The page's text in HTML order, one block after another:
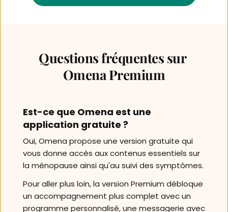
Questions fréquentes sur
Omena Premium
Est-ce que Omena est une
application gratuite ?
Oui, Omena propose une version gratuite qui
vous donne accès aux contenus essentiels sur
Pour aller plus loin, la version Premium débloque
un accompagnement plus complet avec un
programme personnalisé, une messagerie avec